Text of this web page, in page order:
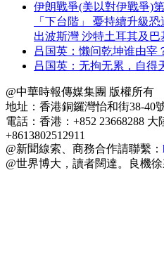
伊朗戰爭(美以對伊戰爭)
「下台階」 憂持續升級
出波斯灣 沙特土耳其及
吕国英：懒问乾坤谁由宰
吕国英：无拘无累，自得
@中華時報傳媒集團 版權所有
地址：香港銅鑼灣怡和街38-40
電話：香港：+852 23668288 大
+8613802512911
@新聞線索、商務合作請聯繫：
@世界博大，讀者闊達。良機徐